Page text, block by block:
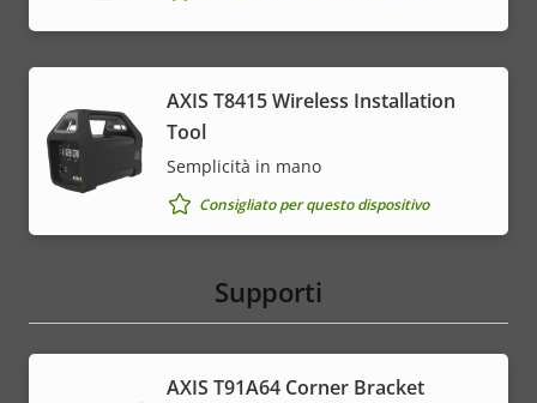
AXIS T8415 Wireless Installation
Tool
Semplicità in mano
Consigliato per questo dispositivo
Supporti
AXIS T91A64 Corner Bracket